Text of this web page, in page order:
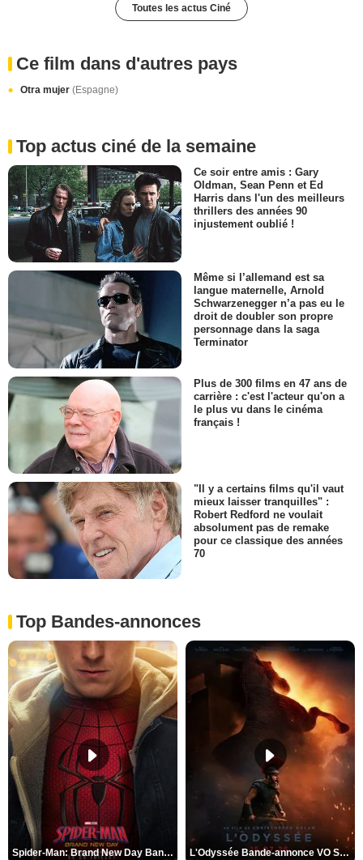
Toutes les actus Ciné
Ce film dans d'autres pays
Otra mujer (Espagne)
Top actus ciné de la semaine
Ce soir entre amis : Gary
Oldman, Sean Penn et Ed
Harris dans l'un des meilleurs
thrillers des années 90
injustement oublié !
Même si l’allemand est sa
langue maternelle, Arnold
Schwarzenegger n’a pas eu le
droit de doubler son propre
personnage dans la saga
Terminator
Plus de 300 films en 47 ans de
carrière : c'est l'acteur qu'on a
le plus vu dans le cinéma
français !
"Il y a certains films qu'il vaut
mieux laisser tranquilles" :
Robert Redford ne voulait
absolument pas de remake
pour ce classique des années
70
Top Bandes-annonces
Spider-Man: Brand New Day Bande-annonce VO STFR L'Odyssée Bande-annonce VO STFR